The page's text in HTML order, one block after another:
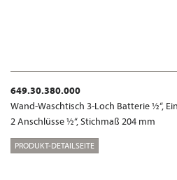
649.30.380.000
Wand-Waschtisch 3-Loch Batterie ½“,
2 Anschlüsse ½“, Stichmaß 204 mm
PRODUKT-DETAILSEITE